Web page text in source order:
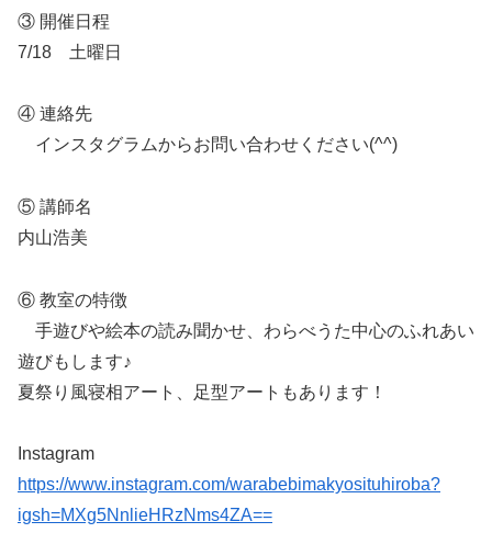
③ 開催日程
7/18 土曜日
④ 連絡先
インスタグラムからお問い合わせください(^^)
⑤ 講師名
内山浩美
⑥ 教室の特徴
手遊びや絵本の読み聞かせ、わらべうた中心のふれあい
遊びもします♪
夏祭り風寝相アート、足型アートもあります！
Instagram
https://www.instagram.com/warabebimakyosituhiroba?
igsh=MXg5NnlieHRzNms4ZA==